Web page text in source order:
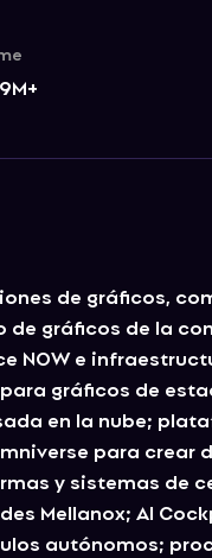
de gráficos,
gráficos de la
NOW e
para gráficos de
en la nube;
para crear
y sistemas de
Mellanox; AI
autónomos;